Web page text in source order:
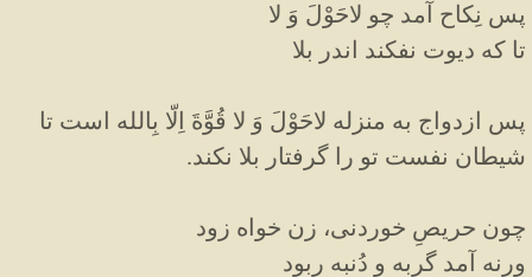
پس نِکاح آمد چو لاحَوْلَ وَ لا
تا که دیوت نفکند اندر بلا
پس ازدواج به منزله لاحَوْلَ وَ لا قُوَّةَ اِلّا بِالله است تا
شیطان نفست تو را گرفتار بلا نکند.
چون حریصِ خوردنی، زن خواه زود
ورنه آمد گربه و دُنبه ربود